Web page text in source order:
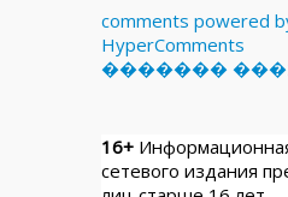
comments powered
HyperComments
�������
16+
сетевого издания